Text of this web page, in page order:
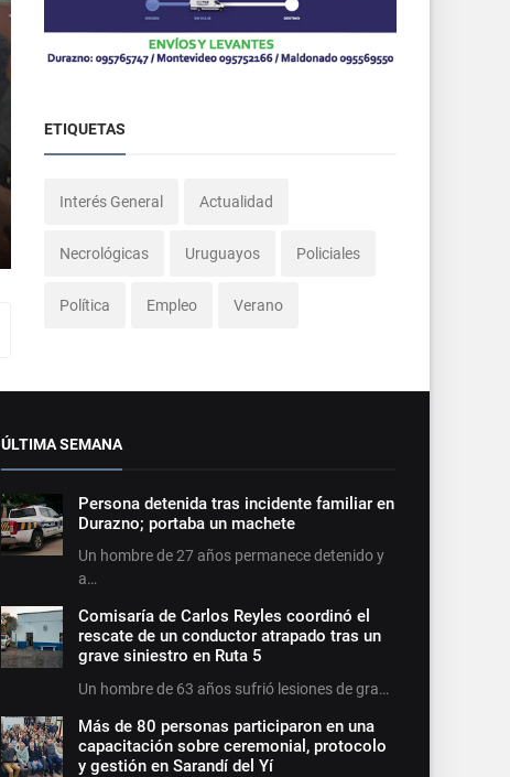
ETIQUETAS
Interés General Actualidad
Necrológicas Uruguayos Policiales
Política Empleo Verano
ÚLTIMA SEMANA
Persona detenida tras incidente familiar en
Durazno; portaba un machete
Un hombre de 27 años permanece detenido y
a…
Comisaría de Carlos Reyles coordinó el
rescate de un conductor atrapado tras un
grave siniestro en Ruta 5
Un hombre de 63 años sufrió lesiones de gra…
Más de 80 personas participaron en una
capacitación sobre ceremonial, protocolo
y gestión en Sarandí del Yí